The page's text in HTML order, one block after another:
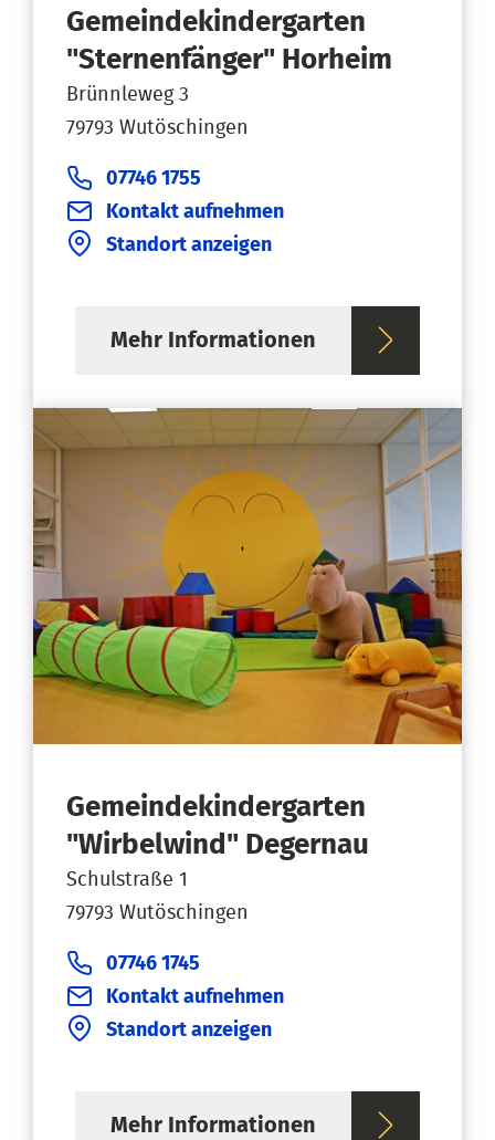
Gemeindekindergarten
"Sternenfänger" Horheim
Brünnleweg 3
79793 Wutöschingen
07746 1755
Kontakt aufnehmen
Standort anzeigen
Mehr Informationen
Gemeindekindergarten
"Wirbelwind" Degernau
Schulstraße 1
79793 Wutöschingen
07746 1745
Kontakt aufnehmen
Standort anzeigen
Mehr Informationen